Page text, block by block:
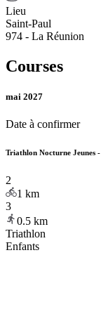
Lieu
Saint-Paul
974 - La Réunion
Courses
mai 2027
Date à confirmer
Triathlon Nocturne Jeunes
2
1 km
3
0.5 km
Triathlon
Enfants